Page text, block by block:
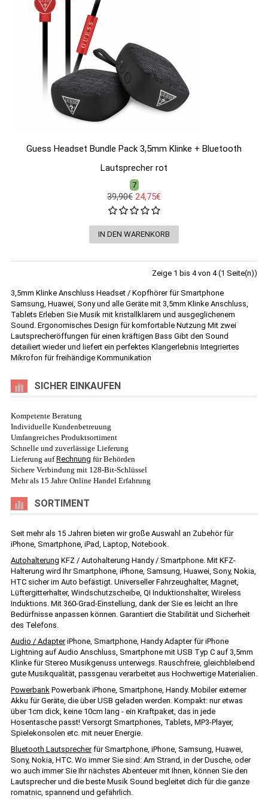
Guess Headset Bundle Pack 3,5mm Klinke + Bluetooth
Lautsprecher rot
7
39,90€ 24,75€
Zeige 1 bis 4 von 4 (1 Seite(n))
3,5mm Klinke Anschluss Headset / Kopfhörer für Smartphone
Samsung, Huawei, Sony und alle Geräte mit 3,5mm Klinke Anschluss,
Tablets Erleben Sie Musik mit kristallklarem und ausgeglichenem
Sound. Ergonomisches Design für komfortable Nutzung Mit zwei
Lautsprecheröffungen für einen kräftigen Bass Gibt den Sound
detailiert wieder und liefert ein perfektes Klangerlebnis Integriertes
Mikrofon für freihändige Kommunikation
SICHER EINKAUFEN
Kompetente Beratung
Individuelle Kundenbetreuung
Umfangreiches Produktsortiment
Schnelle und zuverlässige Lieferung
Lieferung aufRechnung für Behörden
Sichere Verbindung mit 128-Bit-Schlüssel
Mehr als 15 Jahre Online Handel Erfahrung
SORTIMENT
Seit mehr als 15 Jahren bieten wir große Auswahl an Zubehör für
iPhone, Smartphone, iPad, Laptop, Notebook.
Autohalterung KFZ / Autohalterung Handy / Smartphone. Mit KFZ-
Halterung wird Ihr Smartphone, iPhone, Samsung, Huawei, Sony, Nokia,
HTC sicher im Auto befästigt. Universeller Fahrzeughalter, Magnet,
Lüftergitterhalter, Windschutzscheibe, QI Induktionshalter, Wireless
Induktions. Mit 360-Grad-Einstellung, dank der Sie es leicht an Ihre
Bedürfnisse anpassen können. Garantiert die Stabilität und Sicherheit
des Telefons.
Audio / AdapteriPhone, Smartphone, Handy Adapter für iPhone
Lightning auf Audio Anschluss, Smartphone mit USB Typ C auf 3,5mm
Klinke für Stereo Musikgenuss unterwegs. Rauschfreie, gleichbleibend
gute Musikqualität, passgenau verarbeitet aus Hochwertige Materialien.
Powerbank Powerbank iPhone, Smartphone, Handy. Mobiler externer
Akku für Geräte, die über USB geladen werden. Kompakt: nur etwas
über 1cm dick, keine 10cm lang - ein Kraftpaket, das in jede
Hosentasche passt! Versorgt Smartphones, Tablets, MP3-Player,
Spielekonsolen etc. mit neuer Energie.
Bluetooth Lautsprecherfür Smartphone, iPhone, Samsung, Huawei,
Sony, Nokia, HTC. Wo immer Sie sind: Am Strand, in der Dusche, oder
wo auch immer Sie Ihr nächstes Abenteuer mit Ihnen, können Sie den
Lautsprecher und die beste Musik Sound begleitet dich für die ganze
romatnic, spannend und gefährlich.